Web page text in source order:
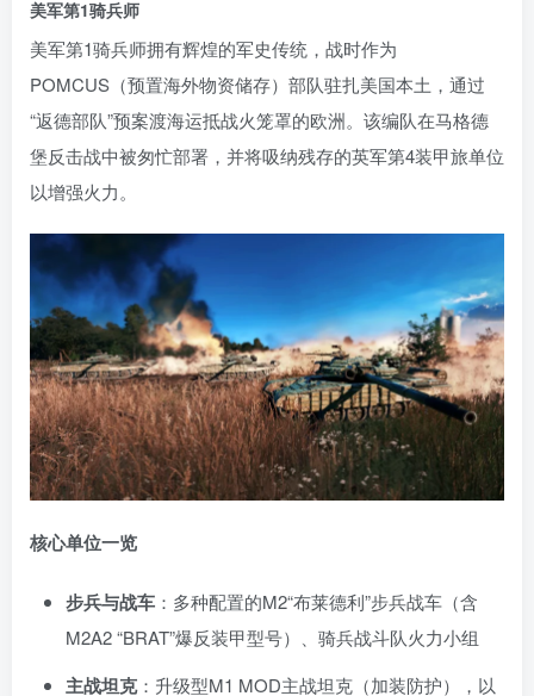
关注美军第1骑兵师
美军第1骑兵师拥有辉煌的军史传统，战时作为
POMCUS（预置海外物资储存）部队驻扎美国本土，通过
“返德部队”预案渡海运抵战火笼罩的欧洲。该编队在马格德
堡反击战中被匆忙部署，并将吸纳残存的英军第4装甲旅单位
以增强火力。
核心单位一览
步兵与战车 ：多种配置的M2“布莱德利”步兵战车（含
M2A2 “BRAT”爆反装甲型号）、骑兵战斗队火力小组
主战坦克：升级型M1 MOD主战坦克（加装防护），以